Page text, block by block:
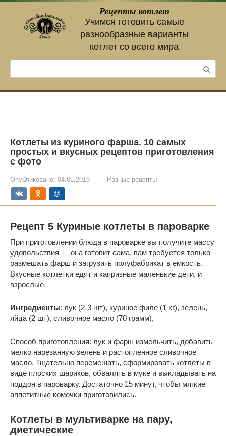
контенту
Рецепты котлет
Учимся готовить самые
разнообразные варианты
котлет со всего мира
Котлеты из куриного фарша. 10 самых
простых и вкусных рецептов приготовления
с фото
Опубликовано: 04.05.2019 Разные рецепты
Рецепт 5 Куриные котлеты в пароварке
При приготовлении блюда в пароварке вы получите массу
удовольствия — она готовит сама, вам требуется только
размешать фарш и загрузить полуфабрикат в емкость.
Вкусные котлетки едят и капризные маленькие дети, и
взрослые.
Ингредиенты: лук (2-3 шт), куриное филе (1 кг), зелень,
яйца (2 шт), сливочное масло (70 грамм),
Способ приготовления: лук и фарш измельчить, добавить
мелко нарезанную зелень и растопленное сливочное
масло. Тщательно перемешать, сформировать котлеты в
виде плоских шариков, обвалять в муке и выкладывать на
поддон в пароварку. Достаточно 15 минут, чтобы мягкие
аппетитные комочки приготовились.
Котлеты в мультиварке на пару,
диетические